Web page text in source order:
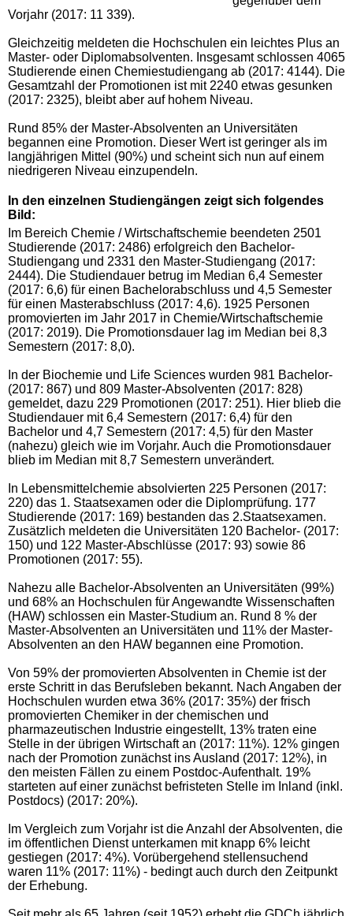
Vorjahr (2017: 11 339).
Gleichzeitig meldeten die Hochschulen ein leichtes Plus an
Master- oder Diplomabsolventen. Insgesamt schlossen 4065
Studierende einen Chemiestudiengang ab (2017: 4144). Die
Gesamtzahl der Promotionen ist mit 2240 etwas gesunken
(2017: 2325), bleibt aber auf hohem Niveau.
Rund 85% der Master-Absolventen an Universitäten
begannen eine Promotion. Dieser Wert ist geringer als im
langjährigen Mittel (90%) und scheint sich nun auf einem
niedrigeren Niveau einzupendeln.
In den einzelnen Studiengängen zeigt sich folgendes
Bild:
Im Bereich Chemie / Wirtschaftschemie beendeten 2501
Studierende (2017: 2486) erfolgreich den Bachelor-
Studiengang und 2331 den Master-Studiengang (2017:
2444). Die Studiendauer betrug im Median 6,4 Semester
(2017: 6,6) für einen Bachelorabschluss und 4,5 Semester
für einen Masterabschluss (2017: 4,6). 1925 Personen
promovierten im Jahr 2017 in Chemie/Wirtschaftschemie
(2017: 2019). Die Promotionsdauer lag im Median bei 8,3
Semestern (2017: 8,0).
In der Biochemie und Life Sciences wurden 981 Bachelor-
(2017: 867) und 809 Master-Absolventen (2017: 828)
gemeldet, dazu 229 Promotionen (2017: 251). Hier blieb die
Studiendauer mit 6,4 Semestern (2017: 6,4) für den
Bachelor und 4,7 Semestern (2017: 4,5) für den Master
(nahezu) gleich wie im Vorjahr. Auch die Promotionsdauer
blieb im Median mit 8,7 Semestern unverändert.
In Lebensmittelchemie absolvierten 225 Personen (2017:
220) das 1. Staatsexamen oder die Diplomprüfung. 177
Studierende (2017: 169) bestanden das 2.Staatsexamen.
Zusätzlich meldeten die Universitäten 120 Bachelor- (2017:
150) und 122 Master-Abschlüsse (2017: 93) sowie 86
Promotionen (2017: 55).
Nahezu alle Bachelor-Absolventen an Universitäten (99%)
und 68% an Hochschulen für Angewandte Wissenschaften
(HAW) schlossen ein Master-Studium an. Rund 8 % der
Master-Absolventen an Universitäten und 11% der Master-
Absolventen an den HAW begannen eine Promotion.
Von 59% der promovierten Absolventen in Chemie ist der
erste Schritt in das Berufsleben bekannt. Nach Angaben der
Hochschulen wurden etwa 36% (2017: 35%) der frisch
promovierten Chemiker in der chemischen und
pharmazeutischen Industrie eingestellt, 13% traten eine
Stelle in der übrigen Wirtschaft an (2017: 11%). 12% gingen
nach der Promotion zunächst ins Ausland (2017: 12%), in
den meisten Fällen zu einem Postdoc-Aufenthalt. 19%
starteten auf einer zunächst befristeten Stelle im Inland (inkl.
Postdocs) (2017: 20%).
Im Vergleich zum Vorjahr ist die Anzahl der Absolventen, die
im öffentlichen Dienst unterkamen mit knapp 6% leicht
gestiegen (2017: 4%). Vorübergehend stellensuchend
waren 11% (2017: 11%) - bedingt auch durch den Zeitpunkt
der Erhebung.